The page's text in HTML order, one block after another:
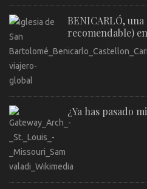
BENICARLÓ,
recomendable)
¿Ya has pasado